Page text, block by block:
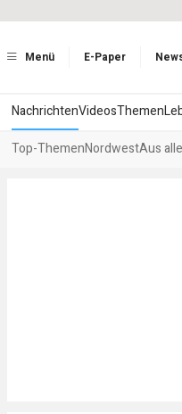
Menü E-Paper
NachrichtenVideosThemen
Top-ThemenNordwestAus